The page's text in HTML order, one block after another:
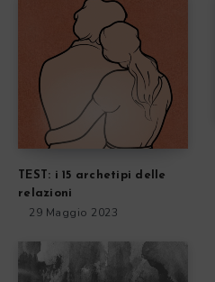
TEST: i 15 archetipi delle
relazioni
29 Maggio 2023